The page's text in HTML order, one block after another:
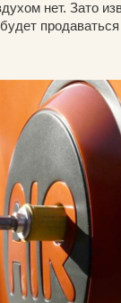
нет. Зато